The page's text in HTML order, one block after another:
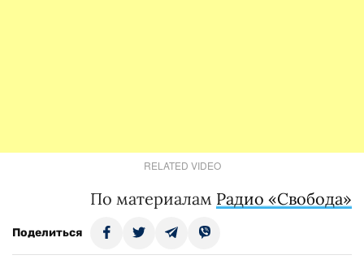
RELATED VIDEO
По материалам Радио «Свобода»
Поделиться